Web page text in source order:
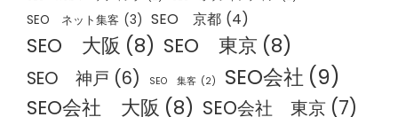
SEO ネット集客 (3) SEO 京都 (4)
SEO 大阪 (8) SEO 東京 (8)
SEO 神戸 (6) SEO 集客 (2) SEO会社 (9)
SEO会社 大阪 (8) SEO会社 東京 (7)